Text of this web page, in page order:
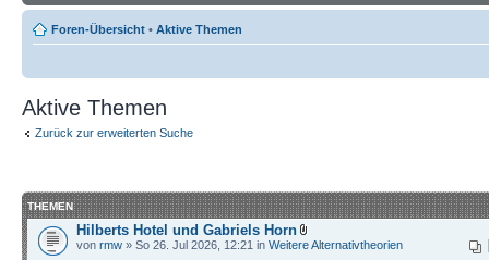
Foren-Übersicht • Aktive Themen
Aktive Themen
Zurück zur erweiterten Suche
THEMEN
Hilberts Hotel und Gabriels Horn
von rmw » So 26. Jul 2026, 12:21 in Weitere Alternativtheorien